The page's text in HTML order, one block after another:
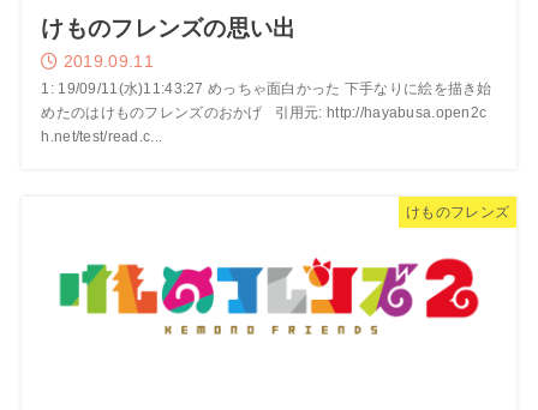
けものフレンズの思い出
2019.09.11
1: 19/09/11(水)11:43:27 めっちゃ面白かった 下手なりに絵を描き始
めたのはけものフレンズのおかげ 引用元: http://hayabusa.open2c
h.net/test/read.c...
けものフレンズ